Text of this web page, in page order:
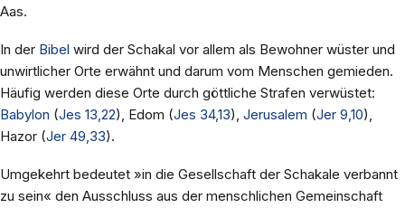
Aas.
In der Bibel wird der Schakal vor allem als Bewohner wüster und
unwirtlicher Orte erwähnt und darum vom Menschen gemieden.
Häufig werden diese Orte durch göttliche Strafen verwüstet:
Babylon (Jes 13,22), Edom (Jes 34,13), Jerusalem (Jer 9,10),
Hazor (Jer 49,33).
Umgekehrt bedeutet »in die Gesellschaft der Schakale verbannt
zu sein« den Ausschluss aus der menschlichen Gemeinschaft